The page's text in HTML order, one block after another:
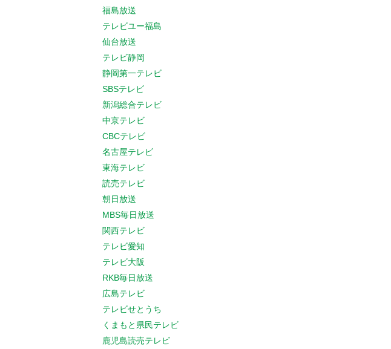
福島放送
テレビユー福島
仙台放送
テレビ静岡
静岡第一テレビ
SBSテレビ
新潟総合テレビ
中京テレビ
CBCテレビ
名古屋テレビ
東海テレビ
読売テレビ
朝日放送
MBS毎日放送
関西テレビ
テレビ愛知
テレビ大阪
RKB毎日放送
広島テレビ
テレビせとうち
くまもと県民テレビ
鹿児島読売テレビ